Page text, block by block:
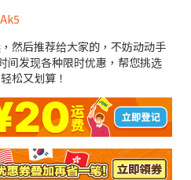
然后推荐给大家的，不妨动动手
发现各种限时优惠，帮您挑选
松又划算！